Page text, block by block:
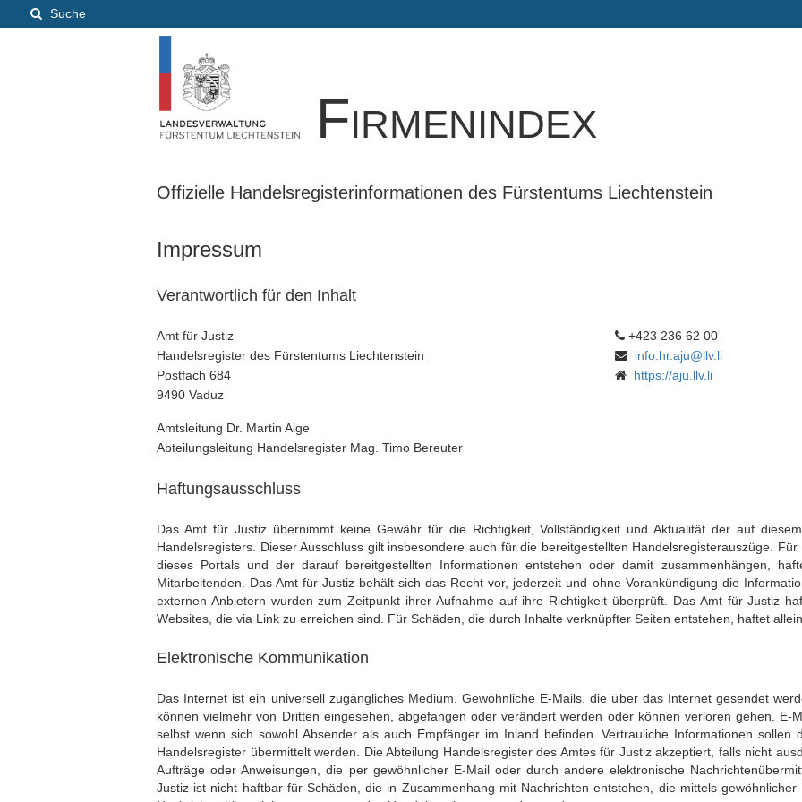
Suche
Firmenindex
Offizielle Handelsregisterinformationen des Fürstentums Liechtenstein
Impressum
Verantwortlich für den Inhalt
Amt für Justiz
Handelsregister des Fürstentums Liechtenstein
Postfach 684
9490 Vaduz
+423 236 62 00
info.hr.aju@llv.li
https://aju.llv.li
Amtsleitung Dr. Martin Alge
Abteilungsleitung Handelsregister Mag. Timo Bereuter
Haftungsausschluss
Das Amt für Justiz übernimmt keine Gewähr für die Richtigkeit, Vollständigkeit und Aktualität der auf
Handelsregisters. Dieser Ausschluss gilt insbesondere auch für die bereitgestellten Handelsregisterauszüge.
dieses Portals und der darauf bereitgestellten Informationen entstehen oder damit zusammenhängen,
Mitarbeitenden. Das Amt für Justiz behält sich das Recht vor, jederzeit und ohne Vorankündigung die
externen Anbietern wurden zum Zeitpunkt ihrer Aufnahme auf ihre Richtigkeit überprüft. Das Amt für Justiz
Websites, die via Link zu erreichen sind. Für Schäden, die durch Inhalte verknüpfter Seiten entstehen, haftet
Elektronische Kommunikation
Das Internet ist ein universell zugängliches Medium. Gewöhnliche E-Mails, die über das Internet gesendet
können vielmehr von Dritten eingesehen, abgefangen oder verändert werden oder können verloren gehen. E-
selbst wenn sich sowohl Absender als auch Empfänger im Inland befinden. Vertrauliche Informationen
Handelsregister übermittelt werden. Die Abteilung Handelsregister des Amtes für Justiz akzeptiert, falls nicht
Aufträge oder Anweisungen, die per gewöhnlicher E-Mail oder durch andere elektronische
Justiz ist nicht haftbar für Schäden, die in Zusammenhang mit Nachrichten entstehen, die mittels